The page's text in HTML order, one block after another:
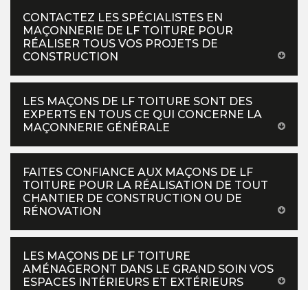
CONTACTEZ LES SPÉCIALISTES EN
MAÇONNERIE DE LF TOITURE POUR
RÉALISER TOUS VOS PROJETS DE
CONSTRUCTION
LES MAÇONS DE LF TOITURE SONT DES
EXPERTS EN TOUS CE QUI CONCERNE LA
MAÇONNERIE GÉNÉRALE
FAITES CONFIANCE AUX MAÇONS DE LF
TOITURE POUR LA RÉALISATION DE TOUT
CHANTIER DE CONSTRUCTION OU DE
RÉNOVATION
LES MAÇONS DE LF TOITURE
AMÉNAGERONT DANS LE GRAND SOIN VOS
ESPACES INTÉRIEURS ET EXTÉRIEURS